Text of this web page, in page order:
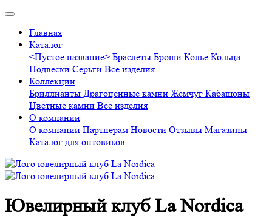
Главная
Каталог
<Пустое название> Браслеты Броши Колье Кольца
Подвески Серьги Все изделия
Коллекции
Бриллианты Драгоценные камни Жемчуг Кабашоны
Цветные камни Все изделия
О компании
О компании Партнерам Новости Отзывы Магазины
Каталог для оптовиков
Ювелирный клуб La Nordica